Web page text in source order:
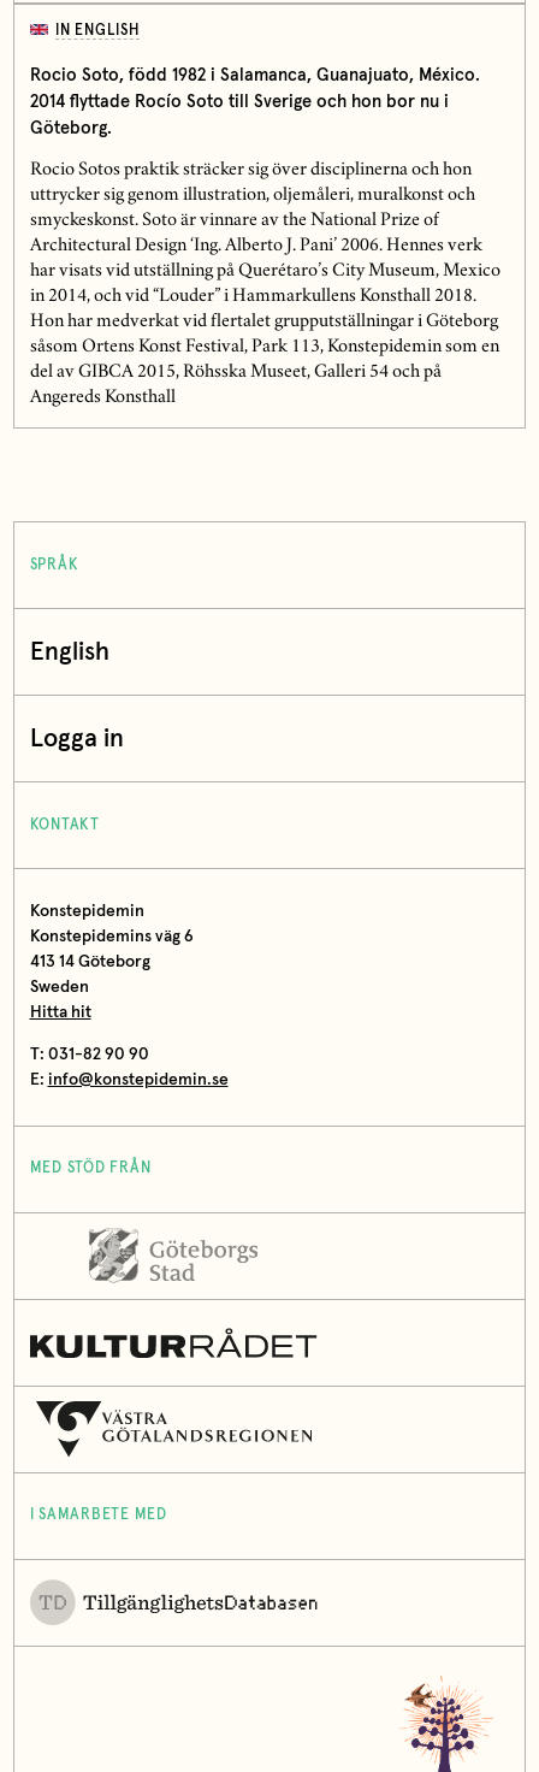
IN ENGLISH
Rocio Soto, född 1982 i Salamanca, Guanajuato, México.
2014 flyttade Rocío Soto till Sverige och hon bor nu i
Göteborg.
Rocio Sotos praktik sträcker sig över disciplinerna och hon
uttrycker sig genom illustration, oljemåleri, muralkonst och
smyckeskonst. Soto är vinnare av the National Prize of
Architectural Design ‘Ing. Alberto J. Pani’ 2006. Hennes verk
har visats vid utställning på Querétaro’s City Museum, Mexico
in 2014, och vid “Louder” i Hammarkullens Konsthall 2018.
Hon har medverkat vid flertalet grupputställningar i Göteborg
såsom Ortens Konst Festival, Park 113, Konstepidemin som en
del av GIBCA 2015, Röhsska Museet, Galleri 54 och på
Angereds Konsthall
SPRÅK
English
Logga in
KONTAKT
Konstepidemin
Konstepidemins väg 6
413 14 Göteborg
Sweden
Hitta hit
T: 031-82 90 90
E: info@konstepidemin.se
MED STÖD FRÅN
I SAMARBETE MED